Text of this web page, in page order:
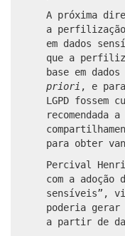
A próxima
a perfilização
em dados
que a
base em
priori , e
LGPD fossem
recomendada
para obter
Percival
com a adoção
sensíveis”,
poderia gerar
a partir de